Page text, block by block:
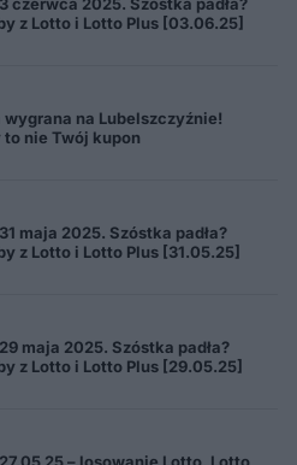
z Lotto i Lotto Plus [03.06.25]
wygrana na Lubelszczyźnie!
to nie Twój kupon
maja 2025. Szóstka padła?
z Lotto i Lotto Plus [31.05.25]
maja 2025. Szóstka padła?
z Lotto i Lotto Plus [29.05.25]